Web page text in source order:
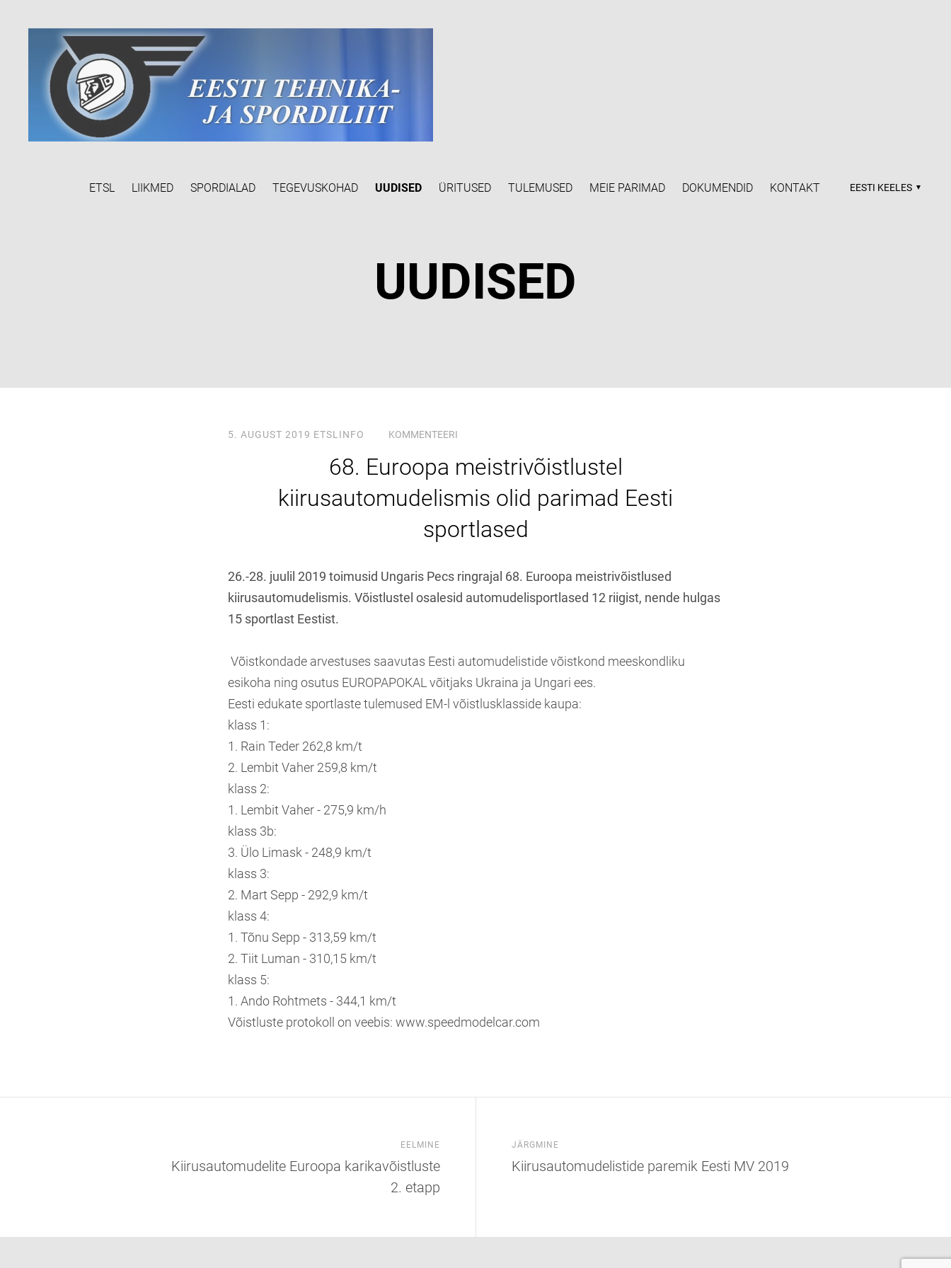
ETSL LIIKMED SPORDIALAD TEGEVUSKOHAD UUDISED ÜRITUSED TULEMUSED MEIE PARIMAD DOKUMENDID KONTAKT EESTI KEELES
UUDISED
5. AUGUST 2019 ETSLINFO KOMMENTEERI
68. Euroopa meistrivõistlustel
kiirusautomudelismis olid parimad Eesti
sportlased
26.-28. juulil 2019 toimusid Ungaris Pecs ringrajal 68. Euroopa meistrivõistlused
kiirusautomudelismis. Võistlustel osalesid automudelisportlased 12 riigist, nende hulgas
15 sportlast Eestist.
Võistkondade arvestuses saavutas Eesti automudelistide võistkond meeskondliku
esikoha ning osutus EUROPAPOKAL võitjaks Ukraina ja Ungari ees.
Eesti edukate sportlaste tulemused EM-l võistlusklasside kaupa:
klass 1:
1. Rain Teder 262,8 km/t
2. Lembit Vaher 259,8 km/t
klass 2:
1. Lembit Vaher - 275,9 km/h
klass 3b:
3. Ülo Limask - 248,9 km/t
klass 3:
2. Mart Sepp - 292,9 km/t
klass 4:
1. Tõnu Sepp - 313,59 km/t
2. Tiit Luman - 310,15 km/t
klass 5:
1. Ando Rohtmets - 344,1 km/t
Võistluste protokoll on veebis: www.speedmodelcar.com
EELMINE
Kiirusautomudelite Euroopa karikavõistluste
2. etapp
JÄRGMINE
Kiirusautomudelistide paremik Eesti MV 2019